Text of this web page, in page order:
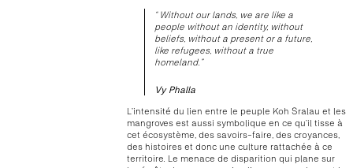
“ Without our lands, we are like a
people without an identity, without
beliefs, without a present or a future,
like refugees, without a true
homeland.”
Vy Phalla
L’intensité du lien entre le peuple Koh Sralau et les
mangroves est aussi symbolique en ce qu’il tisse à
cet écosystème, des savoirs-faire, des croyances,
des histoires et donc une culture rattachée à ce
territoire. Le menace de disparition qui plane sur